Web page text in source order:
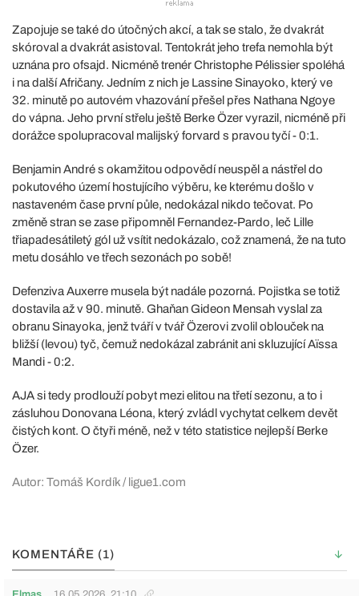
Zapojuje se také do útočných akcí, a tak se stalo, že dvakrát
skóroval a dvakrát asistoval. Tentokrát jeho trefa nemohla být
uznána pro ofsajd. Nicméně trenér Christophe Pélissier spoléhá
i na další Afričany. Jedním z nich je Lassine Sinayoko, který ve
32. minutě po autovém vhazování přešel přes Nathana Ngoye
do vápna. Jeho první střelu ještě Berke Özer vyrazil, nicméně při
dorážce spolupracoval malijský forvard s pravou tyčí - 0:1.
Benjamin André s okamžitou odpovědí neuspěl a nástřel do
pokutového území hostujícího výběru, ke kterému došlo v
nastaveném čase první půle, nedokázal nikdo tečovat. Po
změně stran se zase připomněl Fernandez-Pardo, leč Lille
třiapadesátiletý gól už vsítit nedokázalo, což znamená, že na tuto
metu dosáhlo ve třech sezonách po sobě!
Defenziva Auxerre musela být nadále pozorná. Pojistka se totiž
dostavila až v 90. minutě. Ghaňan Gideon Mensah vyslal za
obranu Sinayoka, jenž tváří v tvář Özerovi zvolil oblouček na
bližší (levou) tyč, čemuž nedokázal zabránit ani skluzující Aïssa
Mandi - 0:2.
AJA si tedy prodlouží pobyt mezi elitou na třetí sezonu, a to i
zásluhou Donovana Léona, který zvládl vychytat celkem devět
čistých kont. O čtyři méně, než v této statistice nejlepší Berke
Özer.
Autor: Tomáš Kordík / ligue1.com
KOMENTÁŘE (1)